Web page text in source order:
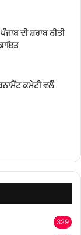
ਦੀ ਸ਼ਰਾਬ ਨੀਤੀ
ਕਮੇਟੀ ਵਲੋੰ
329